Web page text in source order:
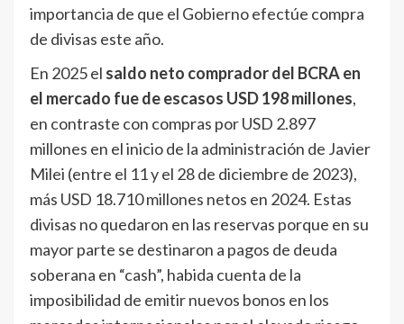
importancia de que el Gobierno efectúe compra
de divisas este año.
En 2025 el saldo neto comprador del BCRA en
el mercado fue de escasos USD 198 millones,
en contraste con compras por USD 2.897
millones en el inicio de la administración de Javier
Milei (entre el 11 y el 28 de diciembre de 2023),
más USD 18.710 millones netos en 2024. Estas
divisas no quedaron en las reservas porque en su
mayor parte se destinaron a pagos de deuda
soberana en “cash”, habida cuenta de la
imposibilidad de emitir nuevos bonos en los